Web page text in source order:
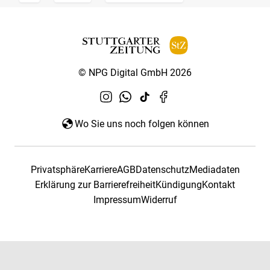
© NPG Digital GmbH 2026
Wo Sie uns noch folgen können
PrivatsphäreKarriereAGBDatenschutzMediadaten
Erklärung zur BarrierefreiheitKündigungKontakt
ImpressumWiderruf